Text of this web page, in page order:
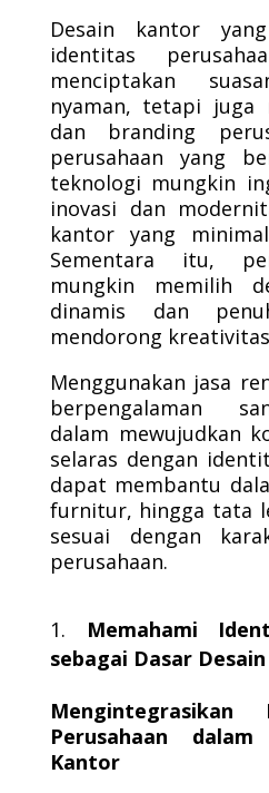
Desain kantor
identitas
menciptakan
nyaman, tetapi juga
dan branding
perusahaan yang
teknologi mungkin
inovasi dan
kantor yang
Sementara itu,
mungkin memilih
dinamis dan
mendorong
Menggunakan jasa
berpengalaman
dalam mewujudkan
selaras dengan
dapat membantu
furnitur, hingga tata
sesuai dengan
perusahaan.
Memahami
sebagai Dasar Desain
Perusahaan
Kantor